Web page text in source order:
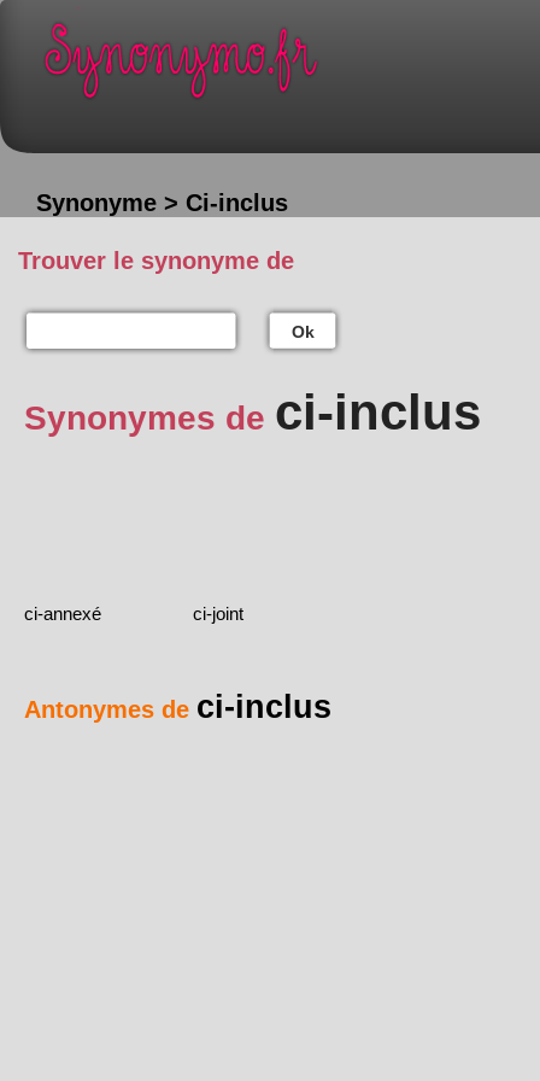
Synonyme > Ci-inclus
Trouver le synonyme de
Ok
Synonymes de ci-inclus
ci-annexé ci-joint
Antonymes de ci-inclus